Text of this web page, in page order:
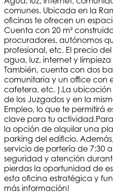
comunes. Ubicada en la
oficinas te ofrecen un
Cuenta con 20 m²
procuradores, autónomos
profesional, etc. El precio
agua, luz, internet y
También, cuenta con dos
comunitaria y un office con
cafetera, etc. ).La ubicación
de los Juzgados y en la
Empleo, lo que te permitirá
clave para tu
la opción de alquilar una
parking del edificio.
servicio de portería de 7:30
seguridad y atención
pierdas la oportunidad de
esta oficina estratégica y
más información!